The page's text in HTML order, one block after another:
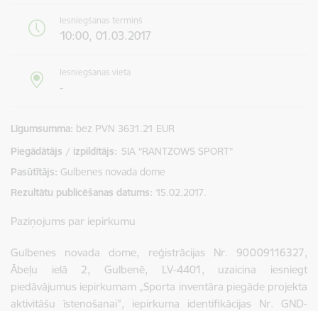
Iesniegšanas termiņš
10:00, 01.03.2017
Iesniegšanas vieta
-
Līgumsumma bez PVN 3631.21 EUR
Piegādātājs / izpildītājs: SIA “RANTZOWS SPORT”
Pasūtītājs Gulbenes novada dome
Rezultātu publicēšanas datums 15.02.2017.
Paziņojums par iepirkumu
Gulbenes novada dome, reģistrācijas Nr. 90009116327,
Ābeļu ielā 2, Gulbenē, LV-4401, uzaicina iesniegt
piedāvājumus iepirkumam „Sporta inventāra piegāde projekta
aktivitāšu īstenošanai”, iepirkuma identifikācijas Nr. GND-